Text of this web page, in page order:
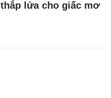
lửa cho giấc mơ